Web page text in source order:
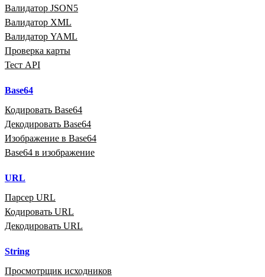
Валидатор JSON5
Валидатор XML
Валидатор YAML
Проверка карты
Тест API
Base64
Кодировать Base64
Декодировать Base64
Изображение в Base64
Base64 в изображение
URL
Парсер URL
Кодировать URL
Декодировать URL
String
Просмотрщик исходников